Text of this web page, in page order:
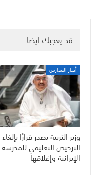
قد يعجبك ايضا
أخبار المدارس
وزير التربية يصدر قرارًا بإلغاء
الترخيص التعليمي للمدرسة
الإيرانية وإغلاقها